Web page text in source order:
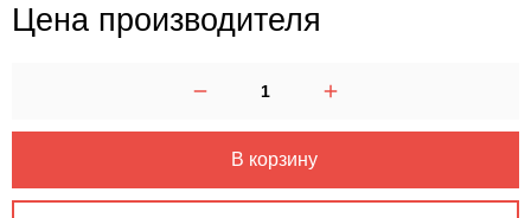
Цена производителя
В корзину